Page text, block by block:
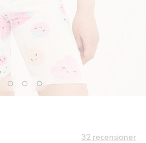
32 recensioner